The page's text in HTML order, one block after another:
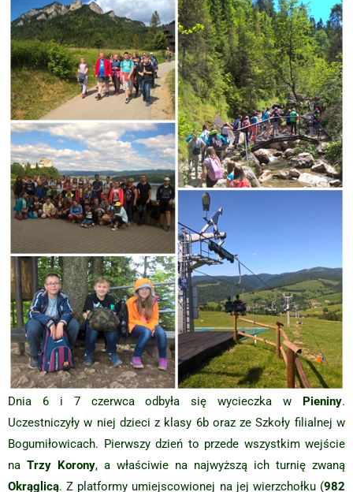
Dnia 6 i 7 czerwca odbyła się wycieczka w Pieniny.
Uczestniczyły w niej dzieci z klasy 6b oraz ze Szkoły filialnej w
Bogumiłowicach. Pierwszy dzień to przede wszystkim wejście
na Trzy Korony, a właściwie na najwyższą ich turnię zwaną
Okrąglicą. Z platformy umiejscowionej na jej wierzchołku (982